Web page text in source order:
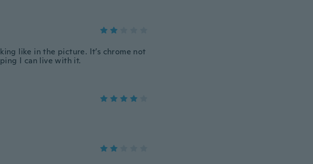
like in the picture. It’s chrome not
I can live with it.